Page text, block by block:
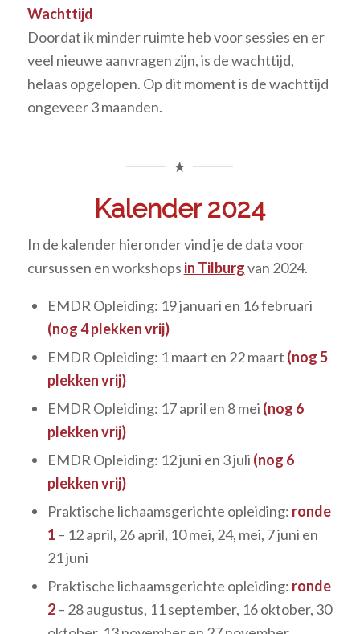
Wachttijd
Doordat ik minder ruimte heb voor sessies en er
veel nieuwe aanvragen zijn, is de wachttijd,
helaas opgelopen. Op dit moment is de wachttijd
ongeveer 3 maanden.
Kalender 2024
In de kalender hieronder vind je de data voor
cursussen en workshops in Tilburgvan 2024.
EMDR Opleiding: 19 januari en 16 februari
(nog 4 plekken vrij)
EMDR Opleiding: 1 maart en 22 maart (nog 5
plekken vrij)
EMDR Opleiding: 17 april en 8 mei (nog 6
plekken vrij)
EMDR Opleiding: 12 juni en 3 juli (nog 6
plekken vrij)
Praktische lichaamsgerichte opleiding: ronde
1 – 12 april, 26 april, 10 mei, 24, mei, 7 juni en
21 juni
Praktische lichaamsgerichte opleiding: ronde
2– 28 augustus, 11 september, 16 oktober, 30